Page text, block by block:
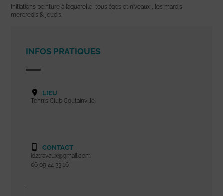
Initiations peinture à l’aquarelle, tous âges et niveaux , les mardis,
mercredis & jeudis.
INFOS PRATIQUES
LIEU
Tennis Club Coutainville
CONTACT
id2travaux@gmail.com
06 09 44 33 16